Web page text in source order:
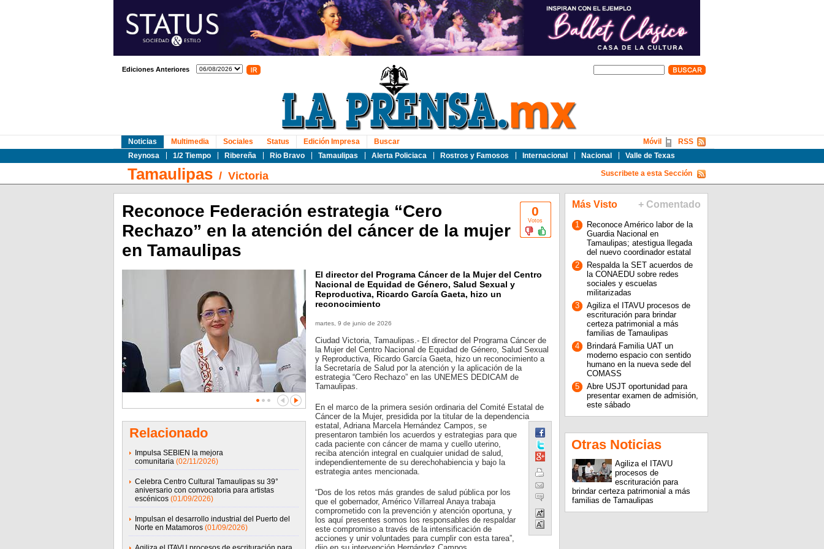
Ediciones Anteriores
Noticias
Reynosa
1/2 Tiempo Ribereña Rio Bravo Tamaulipas Alerta Policiaca Rostros y Famosos Internacional Nacional Valle de Texas
Multimedia Sociales Status Edición Impresa Buscar RSS
Móvil
Tamaulipas/ Victoria Suscribete a esta Sección
0
Votos
Reconoce Federación estrategia “Cero
Rechazo” en la atención del cáncer de la mujer
en Tamaulipas
Relacionado
Impulsa SEBIEN la mejora
comunitaria (02/11/2026)
Celebra Centro Cultural Tamaulipas su 39°
aniversario con convocatoria para artistas
escénicos (01/09/2026)
Impulsan el desarrollo industrial del Puerto del
Norte en Matamoros (01/09/2026)
El director del Programa Cáncer de la Mujer del Centro
Nacional de Equidad de Género, Salud Sexual y
Reproductiva, Ricardo García Gaeta, hizo un
reconocimiento
martes, 9 de junio de 2026
Ciudad Victoria, Tamaulipas.- El director del Programa Cáncer de
la Mujer del Centro Nacional de Equidad de Género, Salud Sexual
y Reproductiva, Ricardo García Gaeta, hizo un reconocimiento a
la Secretaría de Salud por la atención y la aplicación de la
estrategia “Cero Rechazo” en las UNEMES DEDICAM de
Tamaulipas.
En el marco de la primera sesión ordinaria del Comité Estatal de
Cáncer de la Mujer, presidida por la titular de la dependencia
estatal, Adriana Marcela Hernández Campos, se
presentaron también los acuerdos y estrategias para que
cada paciente con cáncer de mama y cuello uterino,
reciba atención integral en cualquier unidad de salud,
independientemente de su derechohabiencia y bajo la
estrategia antes mencionada.
“Dos de los retos más grandes de salud pública por los
que el gobernador, Américo Villarreal Anaya trabaja
comprometido con la prevención y atención oportuna, y
los aquí presentes somos los responsables de respaldar
este compromiso a través de la intensificación de
acciones y unir voluntades para cumplir con esta tarea”,
Más Visto + Comentado
1
Reconoce Américo labor de la
Guardia Nacional en
Tamaulipas; atestigua llegada
del nuevo coordinador estatal
2
Respalda la SET acuerdos de
la CONAEDU sobre redes
sociales y escuelas
militarizadas
3
Agiliza el ITAVU procesos de
escrituración para brindar
certeza patrimonial a más
familias de Tamaulipas
4
Brindará Familia UAT un
moderno espacio con sentido
humano en la nueva sede del
COMASS
5
Abre USJT oportunidad para
presentar examen de admisión,
este sábado
Otras Noticias
Agiliza el ITAVU
procesos de
escrituración para
brindar certeza patrimonial a más
familias de Tamaulipas